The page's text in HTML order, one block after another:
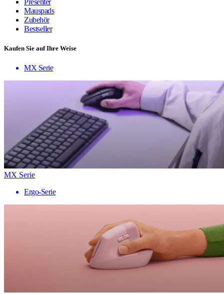
Mauspads
Zubehör
Bestseller
Kaufen Sie auf Ihre Weise
MX Serie
MX Serie
Ergo-Serie